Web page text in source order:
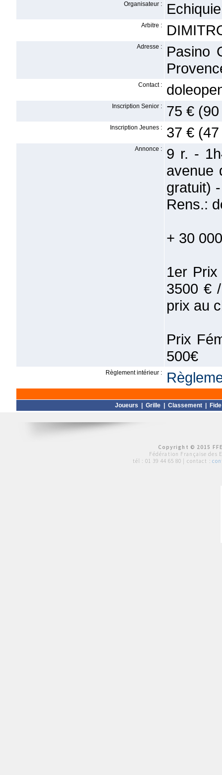
Organisateur :
Arbitre :
Adresse :
Pasino
Contact :
Inscription Senior : 75 €
Inscription Jeunes : 37 €
Annonce :
9 r. -
avenue
gratuit)
Rens.:
+ 30
1er
3500 €
prix au
Prix
500€
Règlement intérieur :
Joueurs Grille Classement Fide
Copyright © 2015
Fédération Française des
tél : 01 39 44 65 80 | contact :